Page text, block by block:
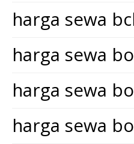
harga sewa
harga sewa
harga sewa
harga sewa